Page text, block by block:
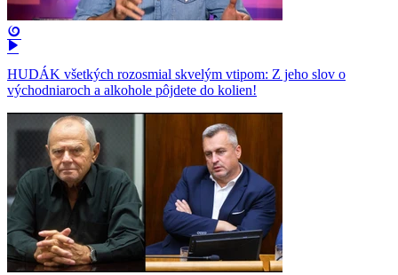
HUDÁK všetkých rozosmial skvelým vtipom: Z jeho slov o
východniaroch a alkohole pôjdete do kolien!